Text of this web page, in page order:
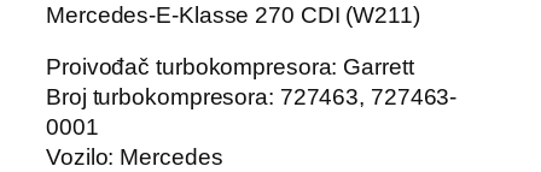
Mercedes-E-Klasse 270 CDI (W211)
Proivođač turbokompresora: Garrett
Broj turbokompresora: 727463, 727463-
0001
Vozilo: Mercedes